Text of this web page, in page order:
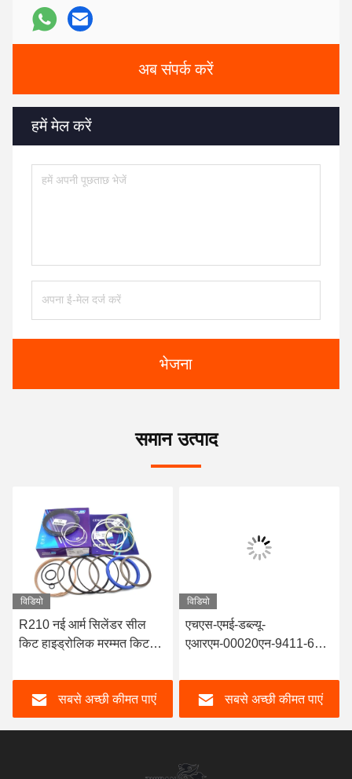
अब संपर्क करें
हमें मेल करें
भेजना
समान उत्पाद
विडियो
R210 नई आर्म सिलेंडर सील
किट हाइड्रोलिक मरम्मत किट
लिए
सबसे अच्छी कीमत पाएं
विडियो
एचएस-एमई-डब्ल्यू-
एआरएम-00020एन-9411-60-
हाइड्रोलिक तेल सील
सबसे अच्छी कीमत पाएं